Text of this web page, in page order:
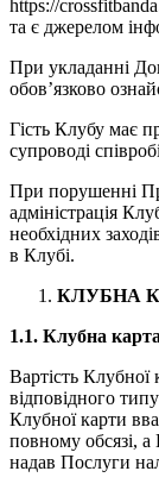
https://
та є джерелом
При укладанні
обов’язково
Гість Клубу має
супроводі
При порушенні
адміністрація
необхідних
в Клубі.
КЛУБНА
1.1. Клубна
Вартість
відповідного
Клубної карти
повному обсязі,
надав Послуги